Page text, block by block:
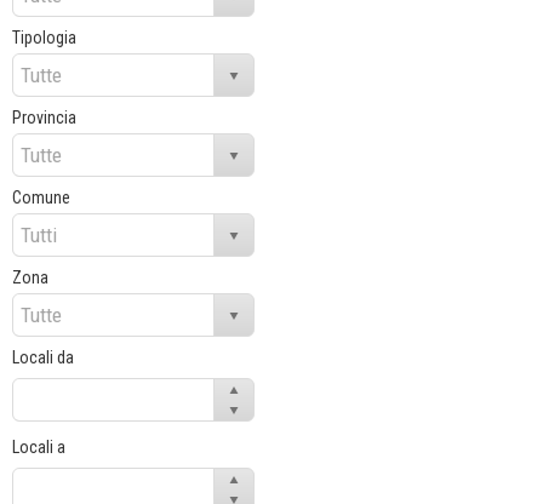
Tipologia
Provincia
Comune
Zona
Locali da
Locali a